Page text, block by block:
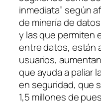
inmediata” según
de minería de
y las que permiten
entre datos, están
usuarios,
que ayuda a paliar
en seguridad, que
1,5 millones de